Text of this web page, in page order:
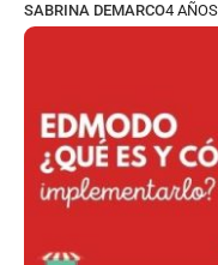
SABRINA DEMARCO4